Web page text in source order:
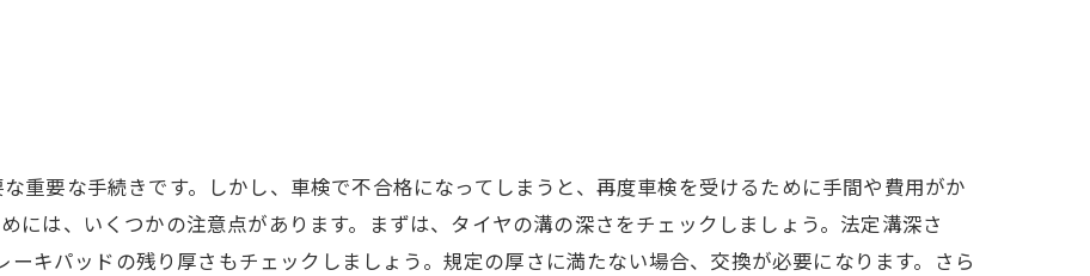
重要な手続きです。しかし、車検で不合格になってしまうと、再度車検を受けるために手間や費用がか
には、いくつかの注意点があります。まずは、タイヤの溝の深さをチェックしましょう。法定溝深さ
ーキパッドの残り厚さもチェックしましょう。規定の厚さに満たない場合、交換が必要になります。さら